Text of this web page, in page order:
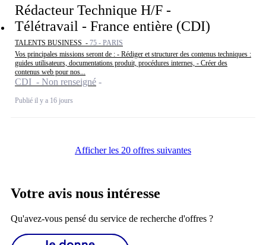
Rédacteur Technique H/F -
Télétravail - France entière (CDI)
TALENTS BUSINESS - 75 - PARIS
Vos principales missions seront de : - Rédiger et structurer des contenus techniques :
guides utilisateurs, documentations produit, procédures internes, - Créer des
contenus web pour nos...
CDI - Non renseigné
Publié il y a 16 jours
Afficher les 20 offres suivantes
Votre avis nous intéresse
Qu'avez-vous pensé du service de recherche d'offres ?